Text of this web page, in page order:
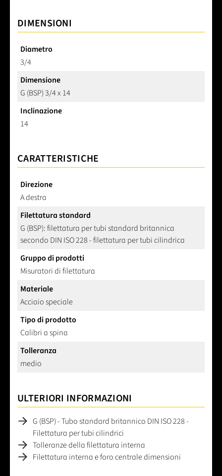
DIMENSIONI
Diametro
3/4
Dimensione
G (BSP) 3/4 x 14
Inclinazione
14
CARATTERISTICHE
Direzione
A destra
Filettatura standard
G (BSP): filettatura per tubi standard britannica
secondo DIN ISO 228 - filettatura per tubi cilindrica
Gruppo di prodotti
Misuratori di filettatura
Materiale
Acciaio speciale
Tipo di prodotto
Calibri a spina
Tolleranza
medio
ULTERIORI INFORMAZIONI
G (BSP) - Tubo standard britannico DIN ISO 228 -
Filettatura per tubi cilindrici
Tolleranze della filettatura interna
Filettatura interna e foro centrale dimensioni